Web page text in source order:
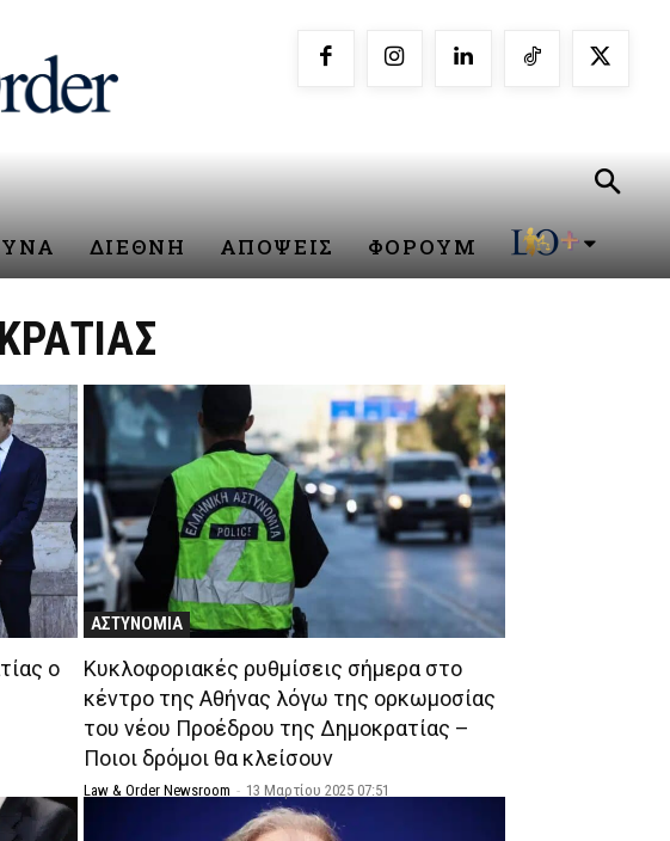
ΔΙΕΘΝΗ ΑΠΟΨΕΙΣ ΦΟΡΟΥΜ
ο
ΑΣΤΥΝΟΜΙΑ
Κυκλοφοριακές ρυθμίσεις σήμερα στο
κέντρο της Αθήνας λόγω της ορκωμοσίας
του νέου Προέδρου της Δημοκρατίας –
Ποιοι δρόμοι θα κλείσουν
Law & Order Newsroom - 13 Μαρτίου 2025 07:51